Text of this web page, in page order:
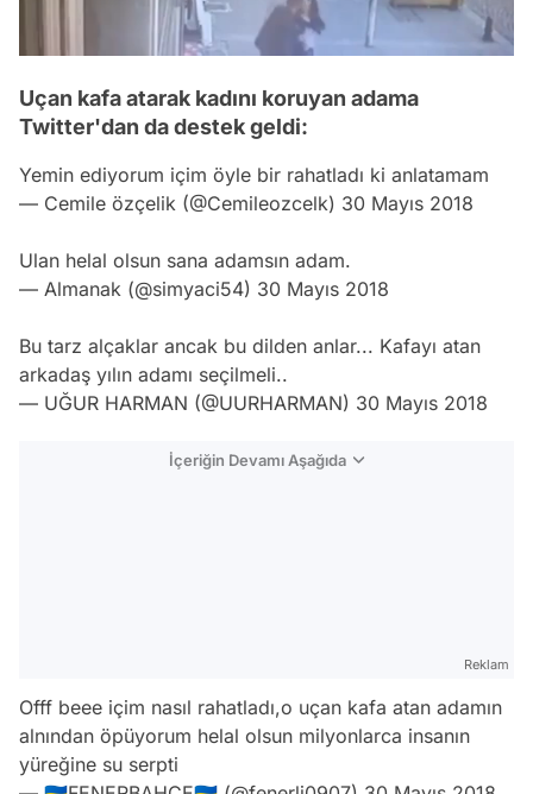
Uçan kafa atarak kadını koruyan adama
Twitter'dan da destek geldi:
Yemin ediyorum içim öyle bir rahatladı ki anlatamam
— Cemile özçelik (@Cemileozcelk) 30 Mayıs 2018
Ulan helal olsun sana adamsın adam.
— Almanak (@simyaci54) 30 Mayıs 2018
Bu tarz alçaklar ancak bu dilden anlar... Kafayı atan
arkadaş yılın adamı seçilmeli..
— UĞUR HARMAN (@UURHARMAN) 30 Mayıs 2018
İçeriğin Devamı Aşağıda
Reklam
Offf beee içim nasıl rahatladı,o uçan kafa atan adamın
alnından öpüyorum helal olsun milyonlarca insanın
yüreğine su serpti